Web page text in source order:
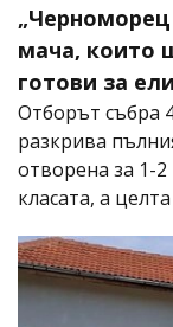
„Черноморец
мача, които
готови за
Отборът събра
разкрива
отворена за 1-
класата, а